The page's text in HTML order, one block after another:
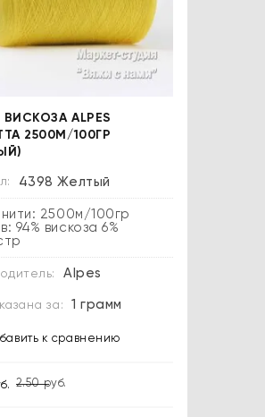
ALPES
2500М/100ГР
4398 Желтый
2500м/100гр
94% вискоза 6%
Alpes
за: 1 грамм
к сравнению
2.50руб.